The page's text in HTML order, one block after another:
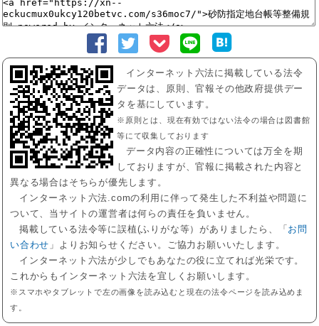
インターネット六法に掲載している法令
データは、原則、官報その他政府提供デー
タを基にしています。
※原則とは、現在有効ではない法令の場合は図書館
等にて収集しております
データ内容の正確性については万全を期
しておりますが、官報に掲載された内容と
異なる場合はそちらが優先します。
インターネット六法.comの利用に伴って発生した不利益や問題に
ついて、当サイトの運営者は何らの責任を負いません。
掲載している法令等に誤植(ふりがな等）がありましたら、「 お問
い合わせ 」よりお知らせください。ご協力お願いいたします。
インターネット六法が少しでもあなたの役に立てれば光栄です。
これからもインターネット六法を宜しくお願いします。
※スマホやタブレットで左の画像を読み込むと現在の法令ページを読み込めま
す。